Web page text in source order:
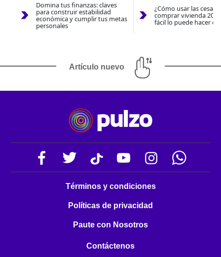
Domina tus finanzas: claves
para construir estabilidad
económica y cumplir tus metas
personales
¿Cómo usar las
comprar vivienda
fácil lo puede hacer
Artículo nuevo
Términos y condiciones
Políticas de privacidad
Paute con Nosotros
Contáctenos